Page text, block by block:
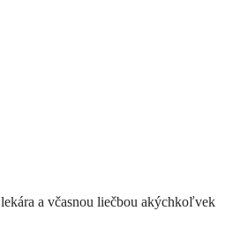
a včasnou liečbou akýchkoľvek